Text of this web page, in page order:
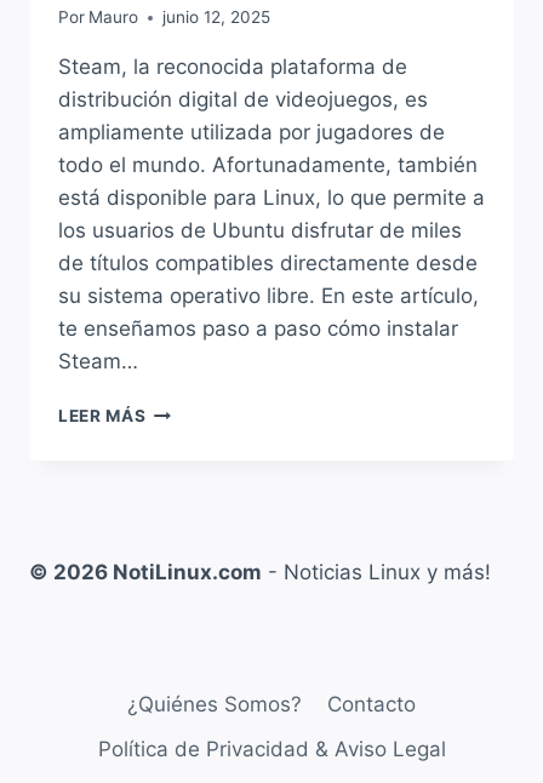
Por Mauro junio 12, 2025
Steam, la reconocida plataforma de
distribución digital de videojuegos, es
ampliamente utilizada por jugadores de
todo el mundo. Afortunadamente, también
está disponible para Linux, lo que permite a
los usuarios de Ubuntu disfrutar de miles
de títulos compatibles directamente desde
su sistema operativo libre. En este artículo,
te enseñamos paso a paso cómo instalar
Steam…
LEER MÁS CÓMO
COMPLETA
© 2026 NotiLinux.com - Noticias Linux y más!
¿Quiénes Somos?
Contacto
Política de Privacidad & Aviso Legal